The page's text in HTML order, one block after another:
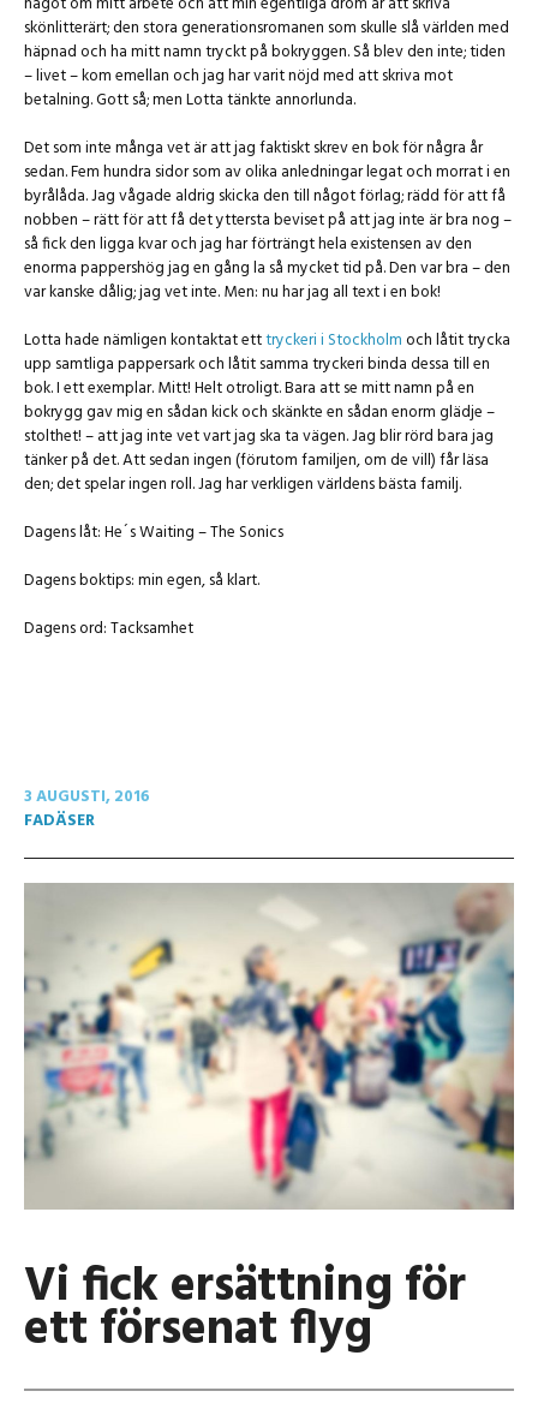
skönlitterärt; den stora generationsromanen som skulle slå världen med
häpnad och ha mitt namn tryckt på bokryggen. Så blev den inte; tiden
– livet – kom emellan och jag har varit nöjd med att skriva mot
betalning. Gott så; men Lotta tänkte annorlunda.
Det som inte många vet är att jag faktiskt skrev en bok för några år
sedan. Fem hundra sidor som av olika anledningar legat och morrat i en
byrålåda. Jag vågade aldrig skicka den till något förlag; rädd för att få
nobben – rätt för att få det yttersta beviset på att jag inte är bra nog –
så fick den ligga kvar och jag har förträngt hela existensen av den
enorma pappershög jag en gång la så mycket tid på. Den var bra – den
var kanske dålig; jag vet inte. Men: nu har jag all text i en bok!
Lotta hade nämligen kontaktat etttryckeri i Stockholmoch låtit trycka
upp samtliga pappersark och låtit samma tryckeri binda dessa till en
bok. I ett exemplar. Mitt! Helt otroligt. Bara att se mitt namn på en
bokrygg gav mig en sådan kick och skänkte en sådan enorm glädje –
stolthet! – att jag inte vet vart jag ska ta vägen. Jag blir rörd bara jag
tänker på det. Att sedan ingen (förutom familjen, om de vill) får läsa
den; det spelar ingen roll. Jag har verkligen världens bästa familj.
Dagens låt: He´s Waiting – The Sonics
Dagens boktips: min egen, så klart.
Dagens ord: Tacksamhet
3 AUGUSTI, 2016
FADÄSER
Vi fick ersättning för
ett försenat flyg